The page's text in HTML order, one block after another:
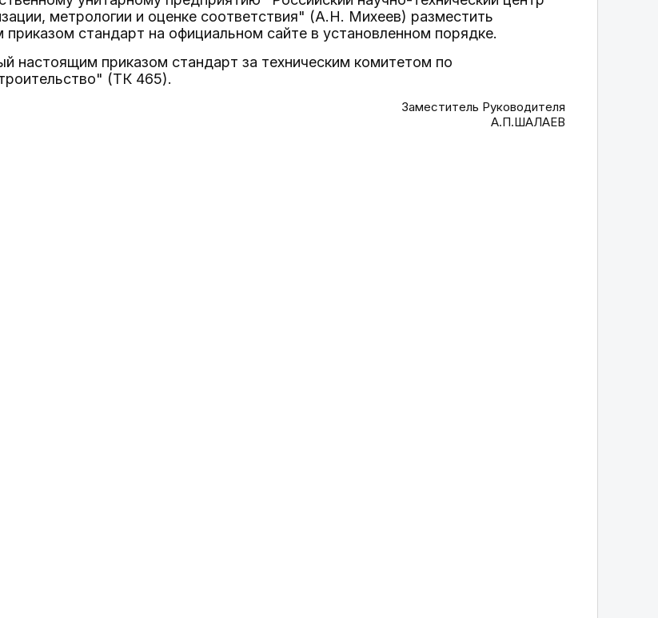
метрологии и оценке соответствия" (А.Н. Михеев) разместить
стандарт на официальном сайте в установленном порядке.
настоящим приказом стандарт за техническим комитетом по
(ТК 465).
Заместитель Руководителя
А.П.ШАЛАЕВ